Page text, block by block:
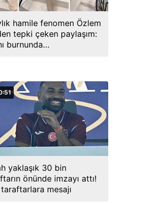
hamile fenomen Özlem
tepki çeken paylaşım:
burnunda
yaklaşık 30 bin
önünde imzayı attı!
mesajı